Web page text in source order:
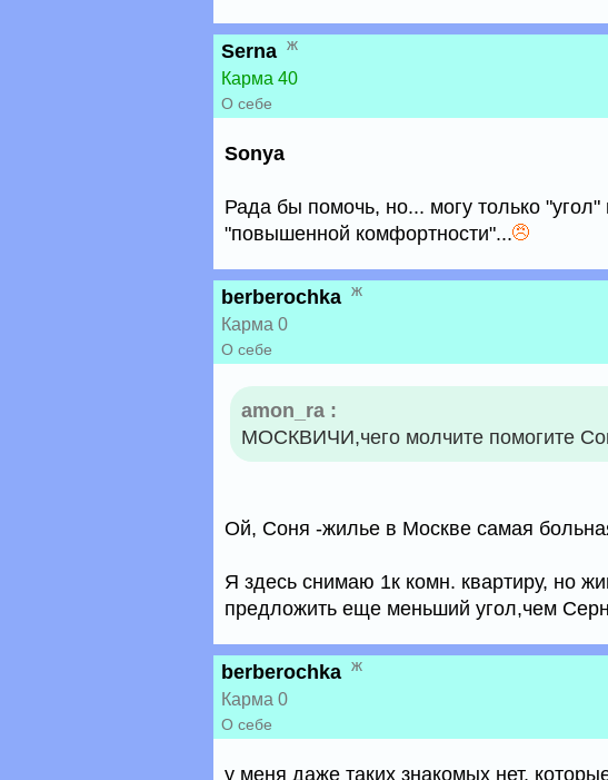
Serna ж
Карма 40
О себе
Sonya
Рада бы помочь, но... могу только
"повышенной комфортности"...
berberochka ж
Карма 0
О себе
amon_ra :
МОСКВИЧИ,чего молчите помогите
Ой, Соня -жилье в Москве самая
Я здесь снимаю 1к комн. квартиру, но
предложить еще меньший угол,чем
berberochka ж
Карма 0
О себе
у меня даже таких знакомых нет,